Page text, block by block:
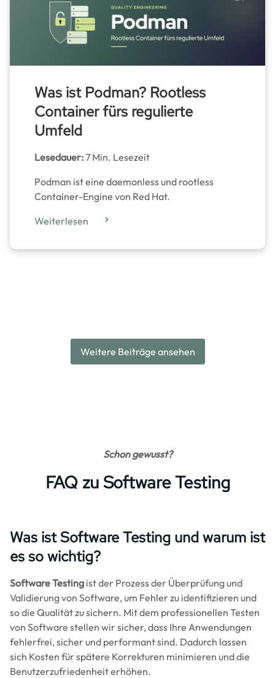
Was ist Podman? Rootless
Container fürs regulierte
Umfeld
Lesedauer:7 Min. Lesezeit
Podman ist eine daemonless und rootless
Container-Engine von Red Hat.
Weiterlesen
Weitere Beiträge ansehen
Schon gewusst?
FAQ zu Software Testing
Was ist Software Testing und warum ist
es so wichtig?
Software Testing ist der Prozess der Überprüfung und
Validierung von Software, um Fehler zu identifizieren und
so die Qualität zu sichern. Mit dem professionellen Testen
von Software stellen wir sicher, dass Ihre Anwendungen
fehlerfrei, sicher und performant sind. Dadurch lassen
sich Kosten für spätere Korrekturen minimieren und die
Benutzerzufriedenheit erhöhen.